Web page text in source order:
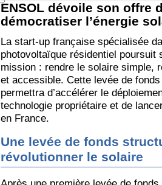
ENSOL dévoile son offre
démocratiser l’énergie
La start-up française spécialisée
photovoltaïque résidentiel poursuit
mission : rendre le solaire simple,
et accessible. Cette levée de fonds
permettra d’accélérer le
technologie propriétaire et de
en France.
Une levée de fonds
révolutionner le solaire